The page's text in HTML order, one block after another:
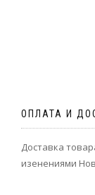
ОПЛАТА И
Доставка
изенениями